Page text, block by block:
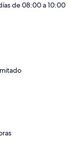
de 08:00 a 10:00